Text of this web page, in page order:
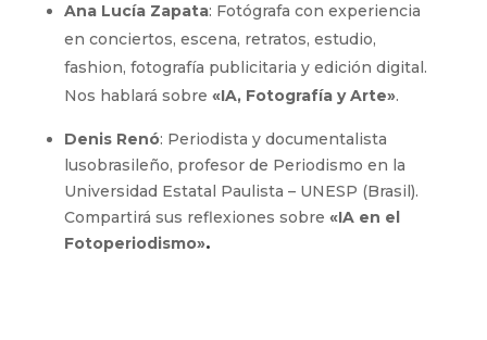
Ana Lucía Zapata: Fotógrafa con experiencia
en conciertos, escena, retratos, estudio,
fashion, fotografía publicitaria y edición digital.
Nos hablará sobre «IA, Fotografía y Arte».
Denis Renó: Periodista y documentalista
lusobrasileño, profesor de Periodismo en la
Universidad Estatal Paulista – UNESP (Brasil).
Compartirá sus reflexiones sobre «IA en el
Fotoperiodismo».